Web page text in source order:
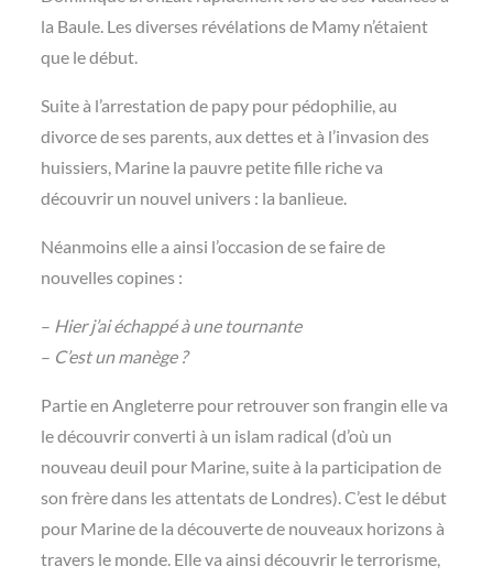
la Baule. Les diverses révélations de Mamy n’étaient
que le début.
Suite à l’arrestation de papy pour pédophilie, au
divorce de ses parents, aux dettes et à l’invasion des
huissiers, Marine la pauvre petite fille riche va
découvrir un nouvel univers : la banlieue.
Néanmoins elle a ainsi l’occasion de se faire de
nouvelles copines :
– Hier j’ai échappé à une tournante
– C’est un manège ?
Partie en Angleterre pour retrouver son frangin elle va
le découvrir converti à un islam radical (d’où un
nouveau deuil pour Marine, suite à la participation de
son frère dans les attentats de Londres). C’est le début
pour Marine de la découverte de nouveaux horizons à
travers le monde. Elle va ainsi découvrir le terrorisme,